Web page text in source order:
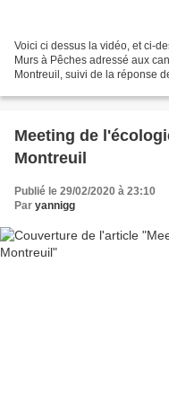
Voici ci dessus la vidéo, et ci-
Murs à Pêches adressé aux
Montreuil, suivi de la réponse
Meeting de
Montreuil
Publié le 29/02/2020 à 23:10
Par yannigg